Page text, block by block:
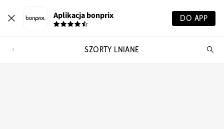
Aplikacja bonprix DO APP
SZORTY LNIANE